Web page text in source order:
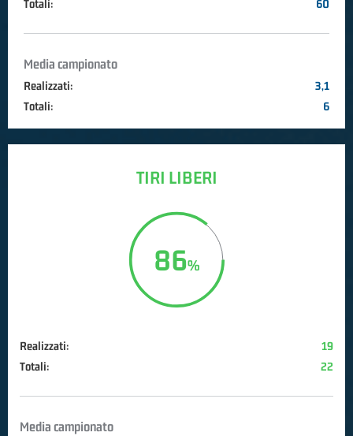
Totali: 60
Media campionato
Realizzati:
3,1
Totali:
6
TIRI LIBERI
86
Realizzati:
19
Totali:
22
Media campionato